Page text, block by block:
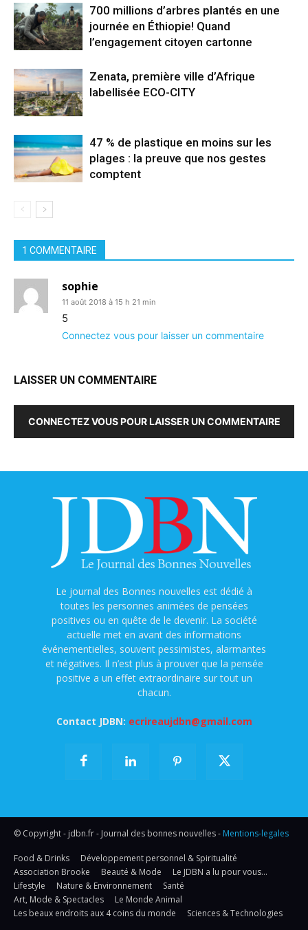
700 millions d’arbres plantés en une
journée en Éthiopie! Quand
l’engagement citoyen cartonne
Zenata, première ville d’Afrique
labellisée ECO-CITY
47 % de plastique en moins sur les
plages : la preuve que nos gestes
comptent
1 COMMENTAIRE
sophie
11 août 2018 à 15 h 21 min
5
Connectez vous pour laisser un commentaire
LAISSER UN COMMENTAIRE
CONNECTEZ VOUS POUR LAISSER UN COMMENTAIRE
Le journal des Bonnes nouvelles est dédié à
toutes les personnes animées de pensées
positives ou en quête de le devenir. La société
actuelle met en avant des informations
événementielles, souvent pessimistes, alarmantes
et négatives. Il n’est plus à prouver que la pensée
positive a un effet extraordinaire sur tout un
chacun.
Contact JDBN: ecrireaujdbn@gmail.com
© Copyright - jdbn.fr - Journal des bonnes nouvelles - Mentions-legales
Food & Drinks
Développement personnel & Spiritualité
Association Brooke
Beauté & Mode
Le JDBN a lu pour vous…
Lifestyle
Nature & Environnement
Santé
Art, Mode & Spectacles
Le Monde Animal
Les beaux endroits aux 4 coins du monde
Sciences & Technologies